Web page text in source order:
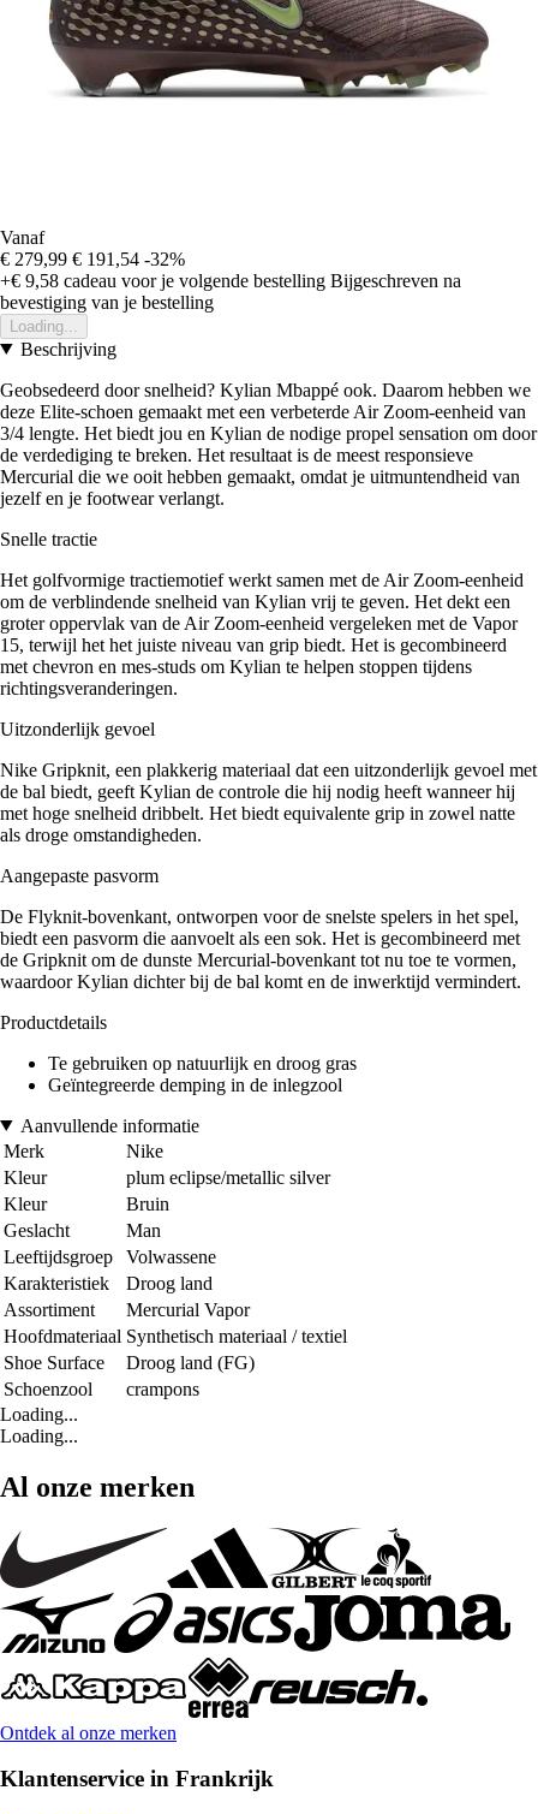
Vanaf
€ 279,99 € 191,54 -32%
+€ 9,58 cadeau voor je volgende bestelling Bijgeschreven na
bevestiging van je bestelling
Loading...
Beschrijving
Geobsedeerd door snelheid? Kylian Mbappé ook. Daarom hebben we
deze Elite-schoen gemaakt met een verbeterde Air Zoom-eenheid van
3/4 lengte. Het biedt jou en Kylian de nodige propel sensation om door
de verdediging te breken. Het resultaat is de meest responsieve
Mercurial die we ooit hebben gemaakt, omdat je uitmuntendheid van
jezelf en je footwear verlangt.
Snelle tractie
Het golfvormige tractiemotief werkt samen met de Air Zoom-eenheid
om de verblindende snelheid van Kylian vrij te geven. Het dekt een
groter oppervlak van de Air Zoom-eenheid vergeleken met de Vapor
15, terwijl het het juiste niveau van grip biedt. Het is gecombineerd
met chevron en mes-studs om Kylian te helpen stoppen tijdens
richtingsveranderingen.
Uitzonderlijk gevoel
Nike Gripknit, een plakkerig materiaal dat een uitzonderlijk gevoel met
de bal biedt, geeft Kylian de controle die hij nodig heeft wanneer hij
met hoge snelheid dribbelt. Het biedt equivalente grip in zowel natte
als droge omstandigheden.
Aangepaste pasvorm
De Flyknit-bovenkant, ontworpen voor de snelste spelers in het spel,
biedt een pasvorm die aanvoelt als een sok. Het is gecombineerd met
de Gripknit om de dunste Mercurial-bovenkant tot nu toe te vormen,
waardoor Kylian dichter bij de bal komt en de inwerktijd vermindert.
Productdetails
Te gebruiken op natuurlijk en droog gras
Geïntegreerde demping in de inlegzool
Aanvullende informatie
Merk
Nike
Kleur
plum eclipse/metallic silver
Kleur
Bruin
Geslacht
Man
Leeftijdsgroep
Volwassene
Karakteristiek
Droog land
Assortiment
Mercurial Vapor
Hoofdmateriaal Synthetisch materiaal / textiel
Shoe Surface
Droog land (FG)
Schoenzool
crampons
Loading...
Loading...
Al onze merken
Ontdek al onze merken
Klantenservice in Frankrijk